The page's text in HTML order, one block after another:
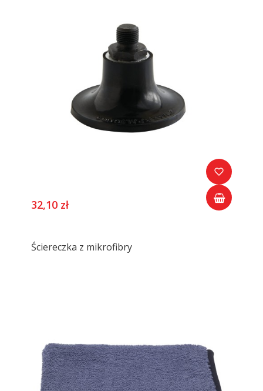
32,10 zł
Ściereczka z mikrofibry